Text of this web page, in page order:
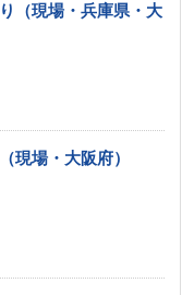
（現場・兵庫県・大
現場・大阪府）